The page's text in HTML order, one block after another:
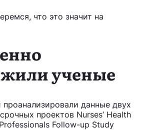
что это значит на
ученые
проанализировали данные двух
проектов Nurses’ Health
Follow-up Study